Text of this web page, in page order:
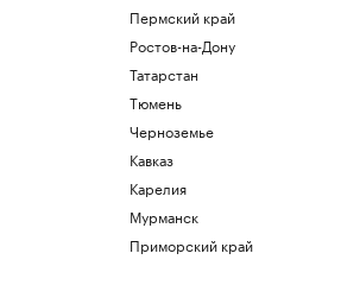
Пермский край
Ростов-на-Дону
Татарстан
Тюмень
Черноземье
Кавказ
Карелия
Мурманск
Приморский край